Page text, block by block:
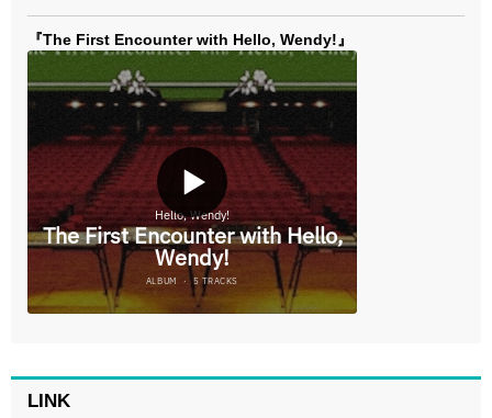
『The First Encounter with Hello, Wendy!』
LINK